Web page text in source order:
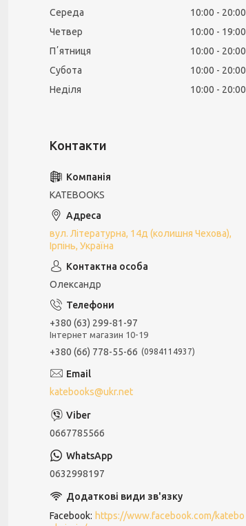
Середа
10:00
20:00
Четвер
10:00
19:00
Пʼятниця
10:00
20:00
Субота
10:00
20:00
Неділя
10:00 20:00
KATEBOOKS
вул. Літературна, 14д (колишня Чехова),
Ірпінь, Україна
Олександр
+380 (63) 299-81-97
Інтернет магазин 10-19
+380 (66) 778-55-66 0984114937
katebooks@ukr.net
0667785566
0632998197
Facebook https://www.facebook.com/katebo